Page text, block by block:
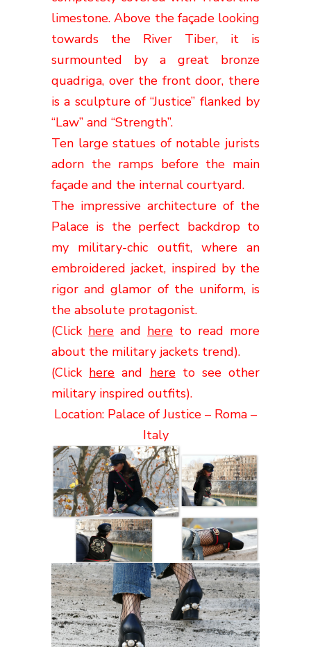
limestone. Above the façade looking
towards the River Tiber, it is
surmounted by a great bronze
quadriga, over the front door, there
is a sculpture of “Justice” flanked by
“Law” and “Strength”.
Ten large statues of notable jurists
adorn the ramps before the main
façade and the internal courtyard.
The impressive architecture of the
Palace is the perfect backdrop to
my military-chic outfit, where an
embroidered jacket, inspired by the
rigor and glamor of the uniform, is
the absolute protagonist.
(Click here and here to read more
about the military jackets trend).
(Click here and hereto see other
military inspired outfits).
Location: Palace of Justice – Roma –
Italy